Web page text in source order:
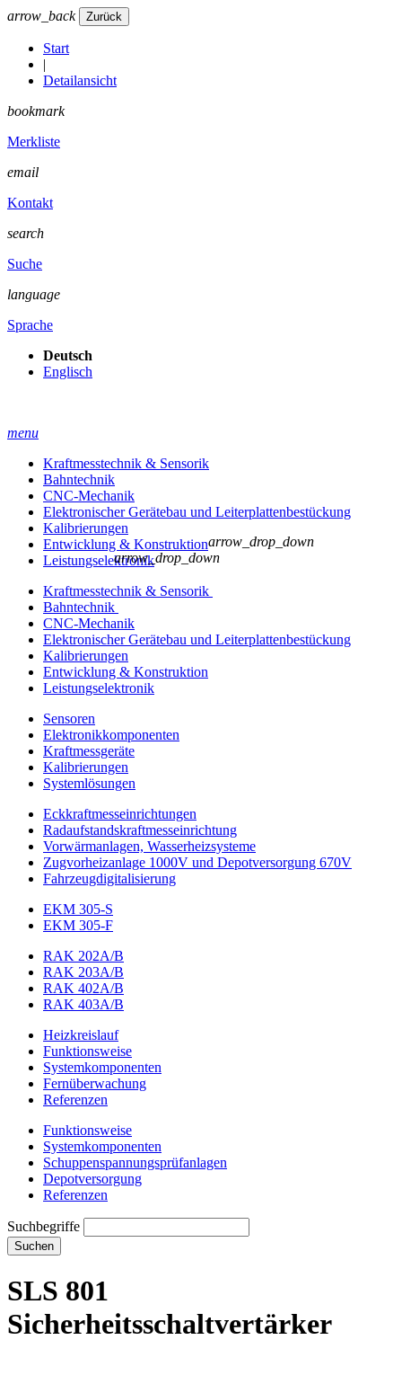
arrow_back
Start
|
Detailansicht
bookmark
Merkliste
email
Kontakt
search
Suche
language
Sprache
Deutsch
Englisch
menu
Kraftmesstechnik & Sensorik
Bahntechnik
CNC-Mechanik
Elektronischer Gerätebau und Leiterplatten­bestückung
Kalibrierungen
Entwicklung & Konstruktion
Leistungselektronik
Kraftmesstechnik & Sensorik
arrow_drop_down
Bahntechnik
arrow_drop_down
CNC-Mechanik
Elektronischer Gerätebau und Leiterplatten­bestückung
Kalibrierungen
Entwicklung & Konstruktion
Leistungselektronik
Sensoren
Elektronikkomponenten
Kraftmessgeräte
Kalibrierungen
Systemlösungen
Eckkraftmess­einrichtungen
Radaufstands­kraftmess­einrichtung
Vorwärmanlagen, Wasserheizsysteme
Zugvorheizanlage 1000V und Depotversorgung 670V
Fahrzeugdigitalisierung
EKM 305-S
EKM 305-F
RAK 202A/B
RAK 203A/B
RAK 402A/B
RAK 403A/B
Heizkreislauf
Funktionsweise
Systemkomponenten
Fernüberwachung
Referenzen
Funktionsweise
Systemkomponenten
Schuppenspannungs­prüfanlagen
Depotversorgung
Referenzen
Suchbegriffe
Suchen
SLS 801
Sicherheitsschaltvertärker